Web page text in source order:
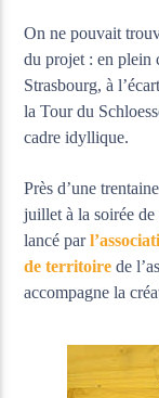
On ne pouvait
du projet : en plein
Strasbourg, à
la Tour du
cadre idyllique.
Près d’une
juillet à la soirée
lancé par
de territoire de
accompagne la